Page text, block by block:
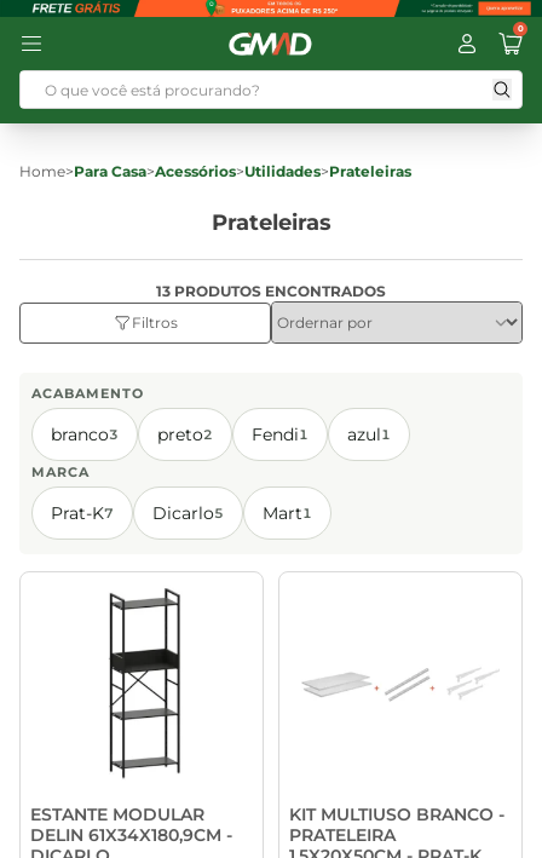
0
Home>Para Casa>Acessórios>Utilidades>Prateleiras
Prateleiras
13 PRODUTOS ENCONTRADOS
Filtros
ACABAMENTO
branco3 preto2 Fendi1 azul1
MARCA
Prat-K7 Dicarlo5 Mart1
ESTANTE MODULAR
DELIN 61X34X180,9CM -
KIT MULTIUSO BRANCO -
PRATELEIRA